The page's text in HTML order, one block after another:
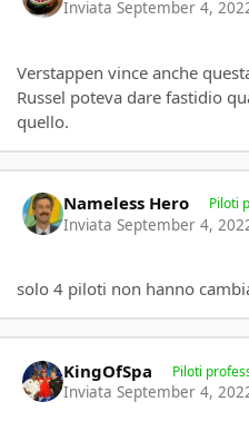
Inviata September 4,
Verstappen vince anche
Russel poteva dare fastidio
quello.
Nameless Hero Piloti
Inviata September 4,
solo 4 piloti non hanno
KingOfSpa Piloti
Inviata September 4,